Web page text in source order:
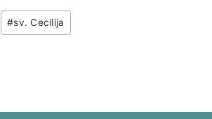
Post
Tags:
#sv. Cecilija